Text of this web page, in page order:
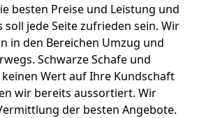
besten Preise und Leistung und
soll jede Seite zufrieden sein. Wir
in den Bereichen Umzug und
Schwarze Schafe und
Wert auf Ihre Kundschaft
wir bereits aussortiert. Wir
der besten Angebote.